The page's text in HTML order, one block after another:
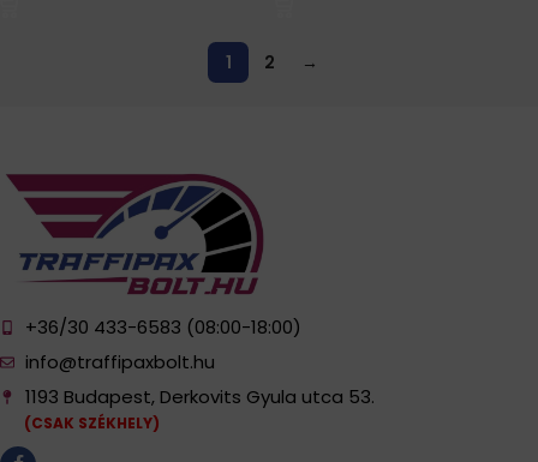
1 2 →
+36/30 433-6583 (08:00-18:00)
info@traffipaxbolt.hu
1193 Budapest, Derkovits Gyula utca 53.
(CSAK SZÉKHELY)